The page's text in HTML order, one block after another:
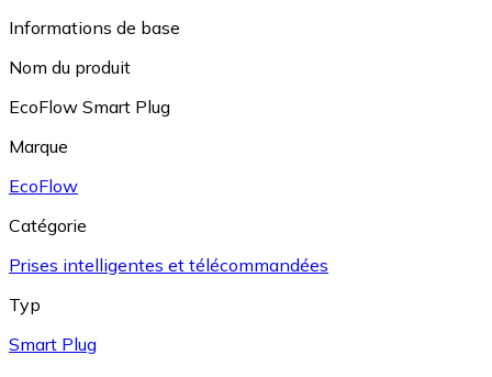
Informations de base
Nom du produit
EcoFlow Smart Plug
Marque
EcoFlow
Catégorie
Prises intelligentes et télécommandées
Typ
Smart Plug